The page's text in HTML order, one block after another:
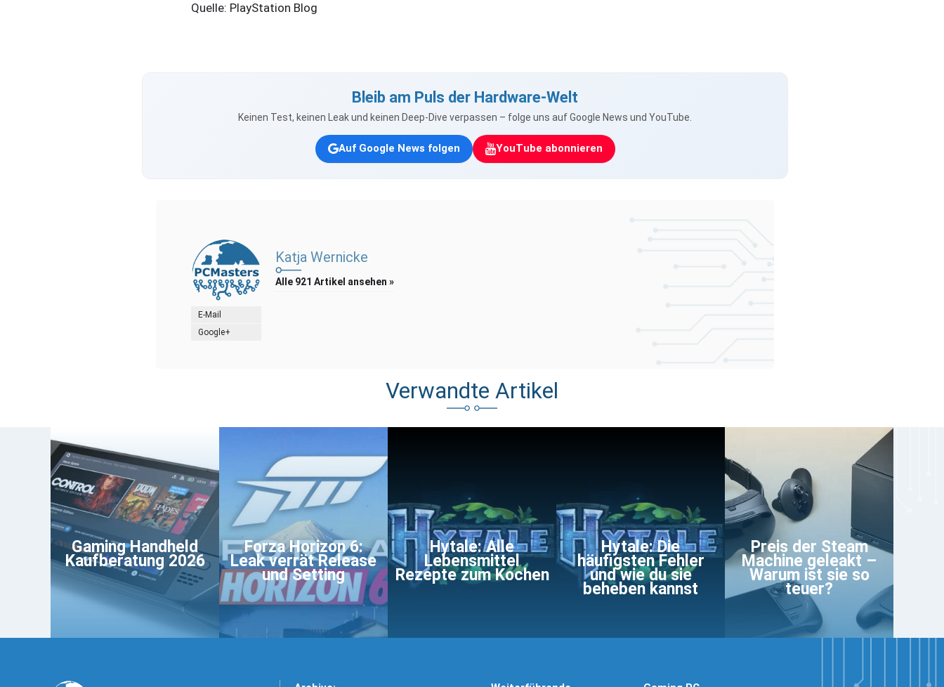
Quelle: PlayStation Blog
Bleib am Puls der Hardware-Welt
Keinen Test, keinen Leak und keinen Deep-Dive verpassen – folge uns auf Google News und YouTube.
Auf Google News folgen YouTube abonnieren
E-Mail
Google+
Katja Wernicke
Alle 921 Artikel ansehen »
Verwandte Artikel
Gaming Handheld
Kaufberatung 2026
Forza Horizon 6:
Leak verrät Release
und Setting
Hytale: Alle
Lebensmittel
Rezepte zum Kochen
Hytale: Die
häufigsten Fehler
und wie du sie
beheben kannst
Preis der Steam
Machine geleakt –
Warum ist sie so
teuer?